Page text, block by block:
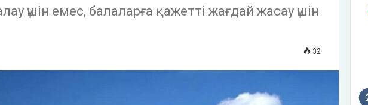
үшін емес, балаларға қажетті жағдай жасау үшін
32